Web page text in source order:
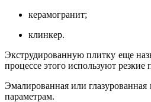
керамогранит;
клинкер.
Экструдированную плитку еще
процессе этого используют
Эмалированная или
параметрам.